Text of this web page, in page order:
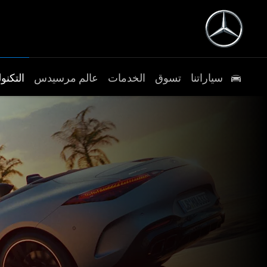
سياراتنا تسوق الخدمات عالم مرسيدس